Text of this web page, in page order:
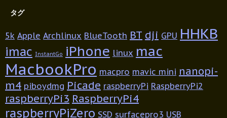
タグ
5k Apple Archlinux BlueTooth BT dji GPU HHKB
imac InstantGo iPhone linux mac
MacbookPro macpro mavic mini nanopi-
m4 piboydmg Picade raspberryPi RaspberryPi2
raspberryPi3 RaspberryPi4
raspberryPiZero SSD surfacepro3 USB